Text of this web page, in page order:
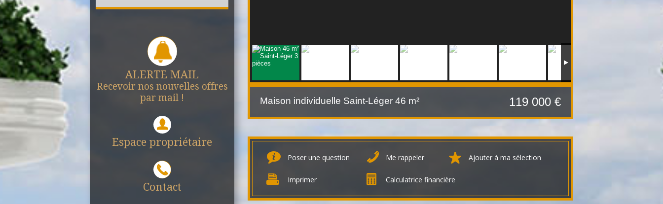
ALERTE MAIL
Recevoir nos nouvelles offres
par mail !
Espace propriétaire
Contact
Maison individuelle Saint-Léger 46 m² 119 000 €
Poser une question Me rappeler Ajouter à ma sélection
Imprimer Calculatrice financière